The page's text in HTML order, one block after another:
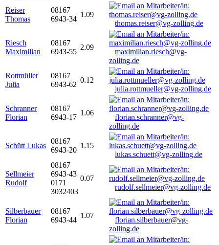
Reiser
Thomas
08167
6943-34
1.09
thomas.reiser@vg-zolling.de
Riesch
Maximilian
08167
6943-55
2.09
maximilian.riesch@vg-
zolling.de
Rottmüller
Julia
08167
6943-62
0.12
julia.rottmueller@vg-zolling.de
Schranner
Florian
08167
6943-17
1.06
florian.schranner@vg-
zolling.de
Schütt Lukas
08167
6943-20
1.15
lukas.schuett@vg-zolling.de
Sellmeier
Rudolf
08167
6943-43
0171
3032403
0.07
rudolf.sellmeier@vg-zolling.de
Silberbauer
Florian
08167
6943-44
1.07
florian.silberbauer@vg-
zolling.de